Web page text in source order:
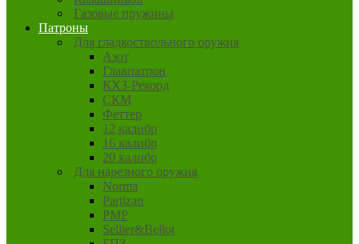
Газовые пружины
Патроны
Для гладкоствольного оружия
Азот
Главпатрон
КХЗ-Рекорд
СКМ
Феттер
12 калибр
16 калибр
20 калибр
Для нарезного оружия
Norma
Partizan
PMP
Sellier&Bellot